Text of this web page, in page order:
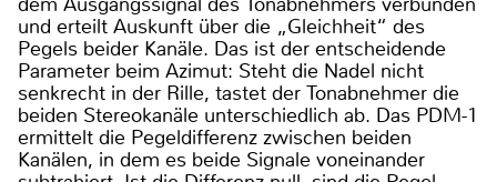
und erteilt Auskunft über die „Gleichheit“ des
Pegels beider Kanäle. Das ist der entscheidende
Parameter beim Azimut: Steht die Nadel nicht
senkrecht in der Rille, tastet der Tonabnehmer die
beiden Stereokanäle unterschiedlich ab. Das PDM-1
ermittelt die Pegeldifferenz zwischen beiden
Kanälen, in dem es beide Signale voneinander